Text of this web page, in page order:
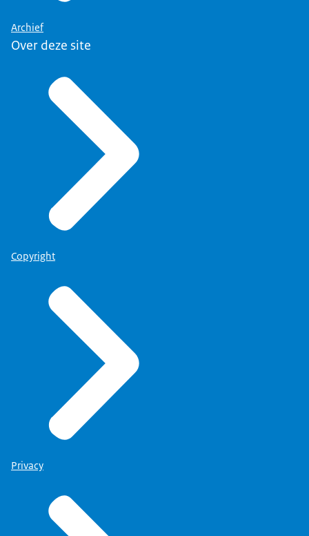
het Nederlands Instituut voor Forensische Psychiatrie
en Psychologie (NIFP)
gedragsdeskundigen te onderzoeken of het gevraagde
verlof verantwoord is.
Archief
Over deze site
Copyright
Privacy